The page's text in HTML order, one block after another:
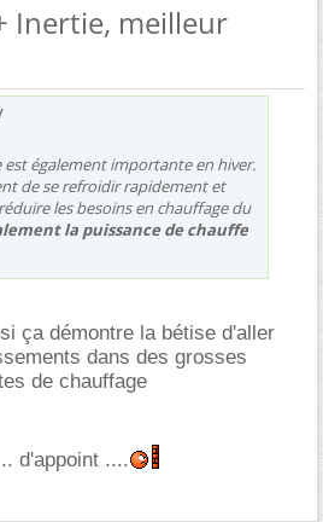
Inertie, meilleur
également importante en hiver.
de se refroidir rapidement et
les besoins en chauffage du
la puissance de chauffe
ça démontre la bétise d'aller
dans des grosses
de chauffage
d'appoint ....